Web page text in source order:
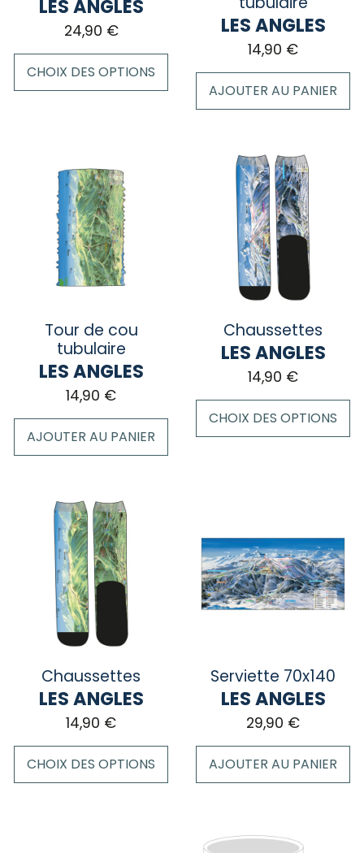
page
produit
page
LES ANGLES
24,90 €
CHOIX DES OPTIONS
plusieurs
variations.
options
peuvent
choisies
LES ANGLES
14,90 €
AJOUTER AU PANIER
Tour de cou
tubulaire
LES ANGLES
14,90 €
AJOUTER AU PANIER
Chaussettes
LES ANGLES
14,90 €
CHOIX DES OPTIONS
variations.
Les
options
peuvent
être
page
Chaussettes
LES ANGLES
14,90 €
CHOIX DES OPTIONS
Serviette 70x140
LES ANGLES
29,90 €
AJOUTER AU PANIER